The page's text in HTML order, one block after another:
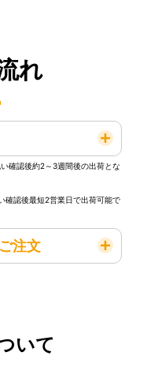
れ
確認後約2～3週間後の出荷とな
確認後最短2営業日で出荷可能で
注文
いて